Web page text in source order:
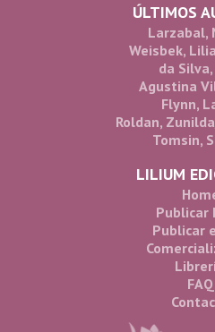
ÚLTIMOS
Larzabal,
Weisbek,
da
Agustina
Flynn,
Roldan,
Tomsin,
LILIUM
Publicar
Publicar
FAQ